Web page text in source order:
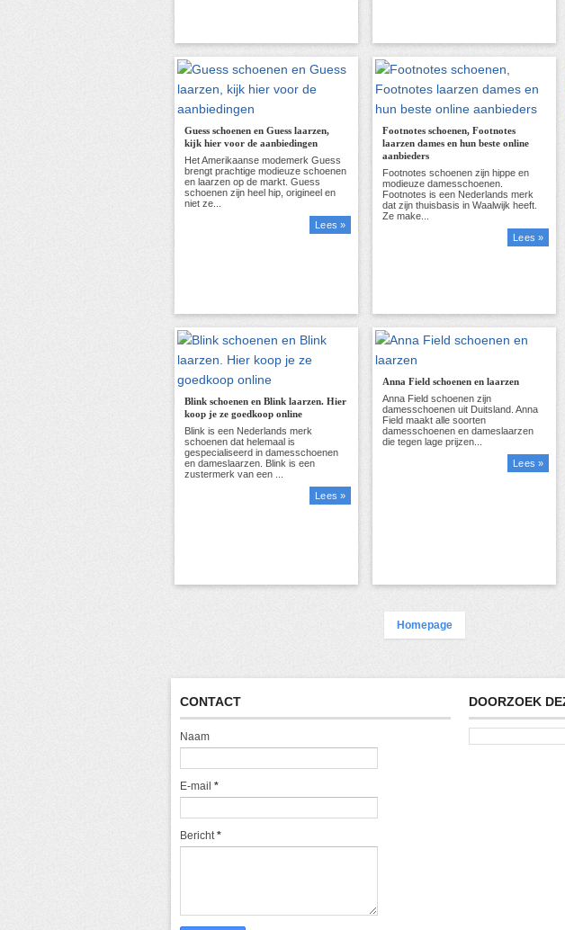
Guess schoenen en Guess laarzen,
kijk hier voor de aanbiedingen
Lees »
Footnotes schoenen, Footnotes
laarzen dames en hun beste online
aanbieders
Lees »
Blink schoenen en Blink laarzen. Hier
koop je ze goedkoop online
Lees »
Anna Field schoenen en laarzen
Lees »
Homepage
CONTACT
Naam
E-mail *
Bericht*
DOORZOEK